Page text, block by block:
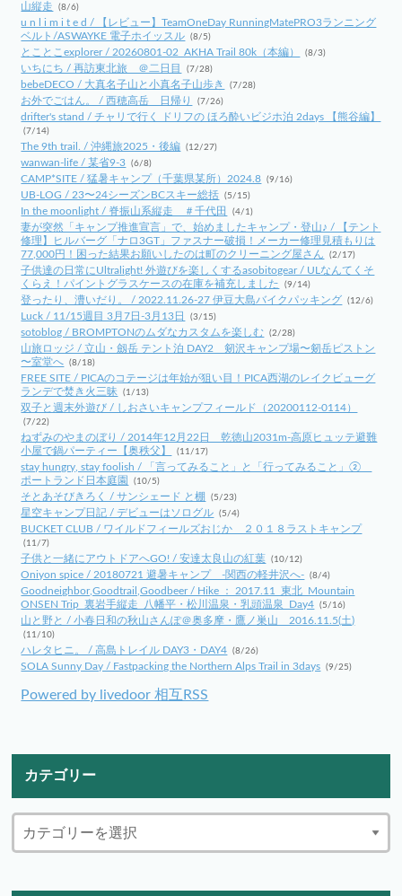
山縦走
(8/6)
u n l i m i t e d / 【レビュー】TeamOneDay RunningMatePRO3ランニング
ベルト/ASWAYKE 電子ホイッスル (8/5)
とことこexplorer / 20260801-02_AKHA Trail 80k（本編） (8/3)
いちにち / 再訪東北旅 ＠二日目 (7/28)
bebeDECO / 大真名子山と小真名子山歩き (7/28)
お外でごはん。 / 西穂高岳 日帰り (7/26)
drifter's stand / チャリで行く ドリフの ほろ酔いビジホ泊 2days 【熊谷編】
(7/14)
The 9th trail. / 沖縄旅2025・後編 (12/27)
wanwan-life / 某省9-3 (6/8)
CAMP*SITE / 猛暑キャンプ（千葉県某所）2024.8 (9/16)
UB-LOG / 23〜24シーズンBCスキー総括 (5/15)
In the moonlight / 脊振山系縦走 ＃千代田 (4/1)
妻が突然「キャンプ推進宣言」で、始めましたキャンプ・登山♪ / 【テント
修理】ヒルバーグ「ナロ3GT」ファスナー破損！メーカー修理見積もりは
77,000円！困った結果お願いしたのは町のクリーニング屋さん
(2/17)
子供達の日常にUltralight! 外遊びを楽しくするasobitogear / ULなんてくそ
くらえ！パイントグラスケースの在庫を補充しました
(9/14)
登ったり、漕いだり。 / 2022.11.26-27 伊豆大島バイクパッキング (12/6)
Luck / 11/15週目 3月7日-3月13日 (3/15)
sotoblog / BROMPTONのムダなカスタムを楽しむ (2/28)
山旅ロッジ / 立山・劔岳 テント泊 DAY2 剱沢キャンプ場〜剱岳ピストン
〜室堂へ (8/18)
FREE SITE / PICAのコテージは年始が狙い目！PICA西湖のレイクビューグ
ランデで焚き火三昧
(1/13)
双子と週末外遊び / しおさいキャンプフィールド（20200112-0114）
(7/22)
ねずみのやまのぼり / 2014年12月22日 乾徳山2031m-高原ヒュッテ避難
小屋で鍋パーティー【奥秩父】
(11/17)
stay hungry, stay foolish / 「言ってみること」と「行ってみること」②
ポートランド日本庭園
(10/5)
そとあそびきろく / サンシェード と棚 (5/23)
星空キャンプ日記 / デビューはソログル (5/4)
BUCKET CLUB / ワイルドフィールズおじか ２０１８ラストキャンプ
(11/7)
子供と一緒にアウトドアへGO! / 安達太良山の紅葉 (10/12)
Oniyon spice / 20180721 避暑キャンプ -関西の軽井沢へ- (8/4)
Goodneighbor,Goodtrail,Goodbeer / Hike ： 2017.11_東北_Mountain
ONSEN Trip_裏岩手縦走_八幡平・松川温泉・乳頭温泉_Day4 (5/16)
山と野と / 小春日和の秋山さんぽ＠奥多摩・鷹ノ巣山 2016.11.5(土)
(11/10)
ハレタヒニ。 / 高島トレイル DAY3・DAY4 (8/26)
SOLA Sunny Day / Fastpacking the Northern Alps Trail in 3days (9/25)
Powered by livedoor 相互RSS
カテゴリー